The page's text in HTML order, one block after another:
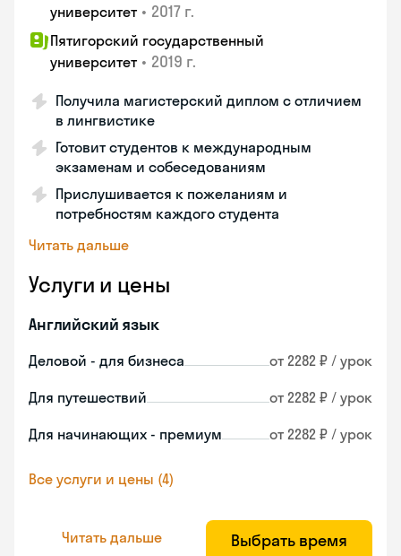
университет • 2017 г.
Пятигорский государственный
университет • 2019 г.
Получила магистерский диплом с отличием
в лингвистике
Готовит студентов к международным
экзаменам и собеседованиям
Прислушивается к пожеланиям и
потребностям каждого студента
Читать дальше
Услуги и цены
Английский язык
Деловой - для бизнеса от 2282 ₽ / урок
Для путешествий от 2282 ₽ / урок
Для начинающих - премиум от 2282 ₽ / урок
Все услуги и цены (4)
Читать дальше Выбрать время